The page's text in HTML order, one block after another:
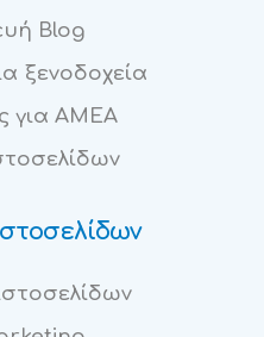
Blog
ξενοδοχεία
για ΑΜΕΑ